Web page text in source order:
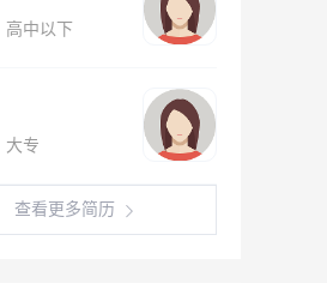
高中以下
大专
查看更多简历